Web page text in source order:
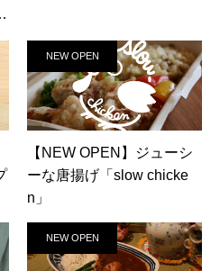
NEW OPEN
【NEW OPEN】ジューシ
ーな唐揚げ「slow chicke
n」
NEW OPEN